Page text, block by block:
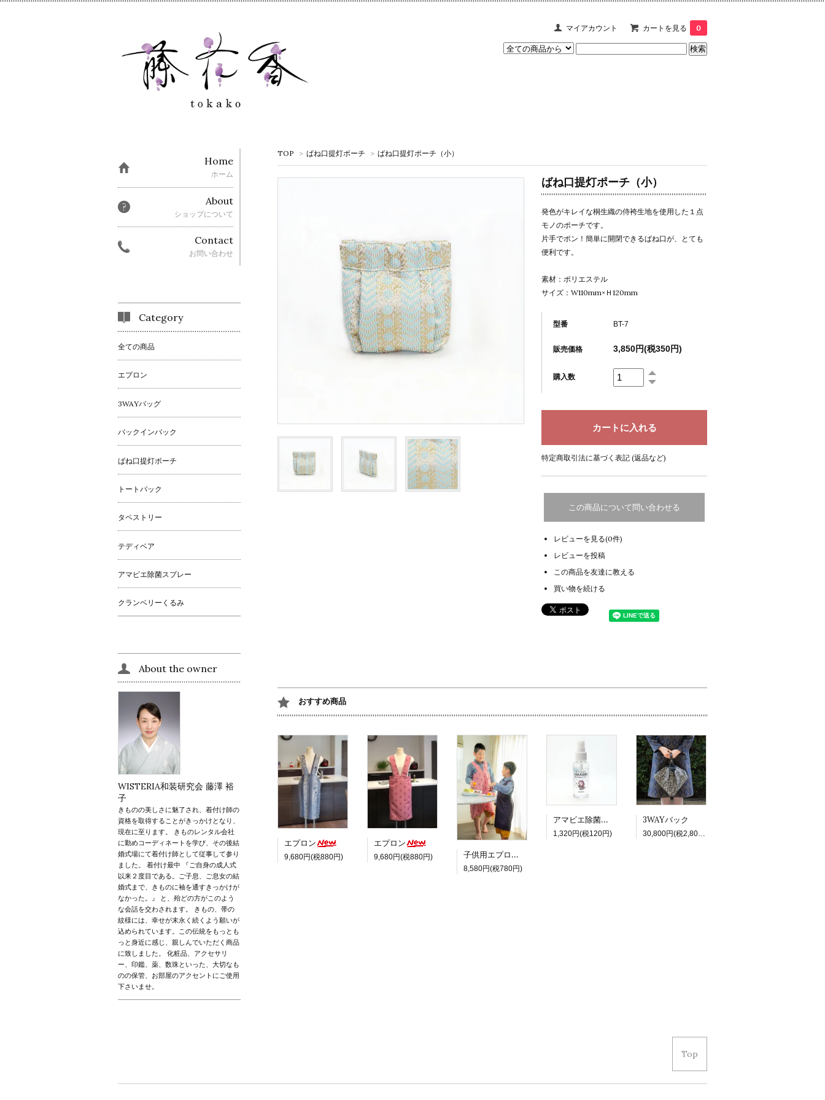
マイアカウント カートを見る 0
TOP > ばね口提灯ポーチ > ばね口提灯ポーチ（小）
ばね口提灯ポーチ（小）
発色がキレイな桐生織の侍袴生地を使用した１点
モノのポーチです。
片手でポン！簡単に開閉できるばね口が、とても
便利です。
素材：ポリエステル
サイズ：W110mm×Ｈ120mm
型番 BT-7
販売価格 3,850円(税350円)
購入数
特定商取引法に基づく表記 (返品など)
この商品について問い合わせる
レビューを見る(0件)
レビューを投稿
この商品を友達に教える
買い物を続ける
おすすめ商品
エプロン
9,680円(税880円)
エプロン
9,680円(税880円) 子供用エプロン
8,580円(税780円)
アマビエ除菌スプレー
1,320円(税120円)
3WAYバック
30,800円(税2,800円)
Home
ホーム
About
ショップについて
Contact
お問い合わせ
Category
全ての商品
エプロン
3WAYバッグ
バックインバック
ばね口提灯ポーチ
トートバック
タペストリー
テディベア
アマビエ除菌スプレー
クランベリーくるみ
About the owner
WISTERIA和装研究会 藤澤 裕
子
きものの美しさに魅了され、着付け師の
資格を取得することがきっかけとなり、
現在に至ります。 きものレンタル会社
に勤めコーディネートを学び、その後結
婚式場にて着付け師として従事して参り
ました。 着付け最中 『ご自身の成人式
以来２度目である。ご子息、ご息女の結
婚式まで、きものに袖を通すきっかけが
なかった。』 と、殆どの方がこのよう
な会話を交わされます。 きもの、帯の
紋様には、幸せが末永く続くよう願いが
込められています。この伝統をもっとも
っと身近に感じ、親しんでいただく商品
に致しました。 化粧品、アクセサリ
ー、印鑑、薬、数珠といった、大切なも
のの保管、お部屋のアクセントにご使用
下さいませ。
Top